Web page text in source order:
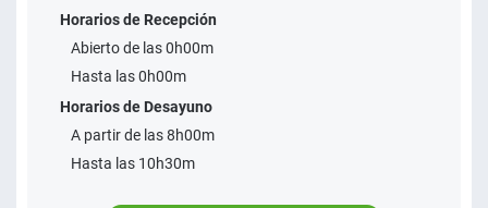
Horarios de Recepción
Abierto de las 0h00m
Hasta las 0h00m
Horarios de Desayuno
A partir de las 8h00m
Hasta las 10h30m